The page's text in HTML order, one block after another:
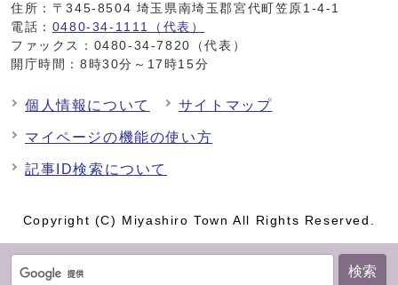
検索
住所：〒345-8504 埼玉県南埼玉郡宮代町笠原1-4-1
電話： 0480-34-1111（代表）
ファックス：0480-34-7820（代表）
開庁時間：8時30分～17時15分
個人情報について サイトマップ
マイページの機能の使い方
記事ID検索について
Copyright (C) Miyashiro Town All Rights Reserved.